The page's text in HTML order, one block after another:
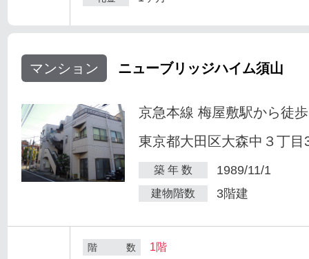
マンション ニューブリッジハイム須山
京急本線 梅屋敷駅から徒
東京都大田区大森中３丁目
築 年 数 1989/11/1
建物階数 3階建
階 数 1階